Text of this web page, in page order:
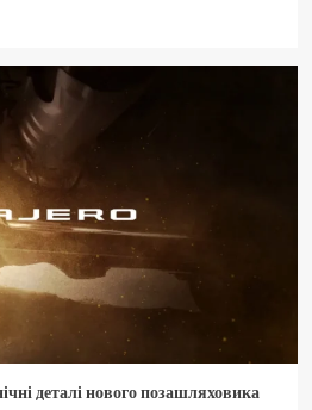
деталі нового позашляховика